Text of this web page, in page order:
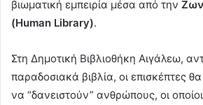
βιωματική εμπειρία μέσα από την
(Human Library).
Στη Δημοτική Βιβλιοθήκη Αιγάλεω,
παραδοσιακά βιβλία, οι επισκέπτες
να “δανειστούν” ανθρώπους, οι